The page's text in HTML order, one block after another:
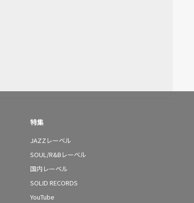
特集
JAZZレーベル
SOUL/R&Bレーベル
国内レーベル
SOLID RECORDS
YouTube